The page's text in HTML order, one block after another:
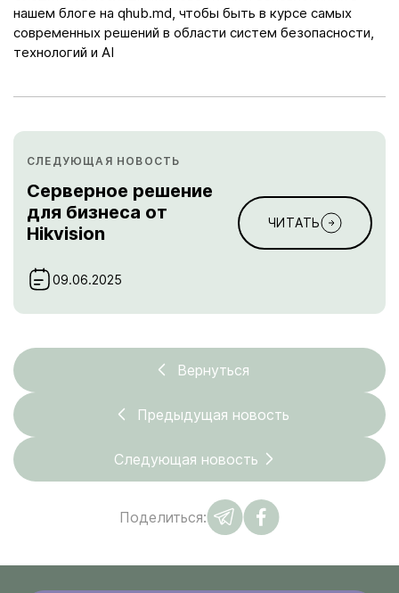
нашем блоге на qhub.md, чтобы быть в курсе самых
современных решений в области систем безопасности,
технологий и AI
СЛЕДУЮЩАЯ НОВОСТЬ
Серверное решение
для бизнеса от
Hikvision
09.06.2025
ЧИТАТЬ
Вернуться
Предыдущая новость
Следующая новость
Поделиться: